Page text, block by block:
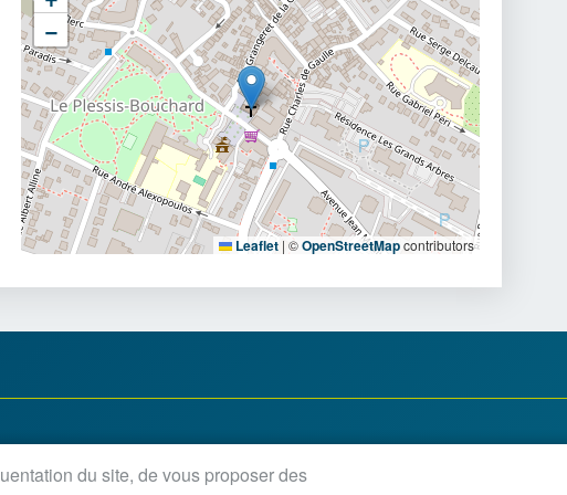
−
Leaflet | ©OpenStreetMapcontributors
d'ouverture :
jeudi, vendredi : 8h30-12h / 13h30-18h
du site, de vous proposer des